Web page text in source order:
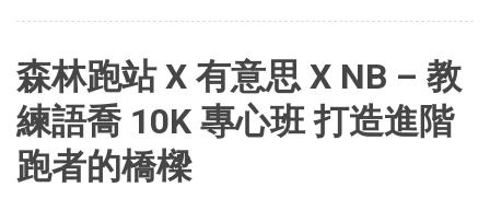
森林跑站 X 有意思 X NB – 教
練語喬 10K 專心班 打造進階
跑者的橋樑